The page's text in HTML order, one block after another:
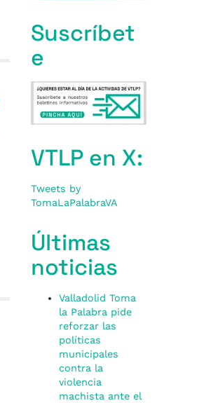
Suscríbet
e
VTLP en X:
Tweets by
TomaLaPalabraVA
Últimas
noticias
Valladolid Toma
la Palabra pide
reforzar las
políticas
municipales
contra la
violencia
machista ante el